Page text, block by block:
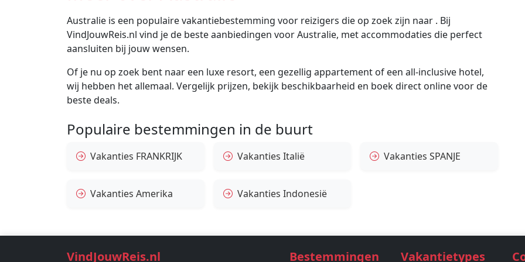
Australie is een populaire vakantiebestemming voor reizigers die op zoek zijn naar . Bij
VindJouwReis.nl vind je de beste aanbiedingen voor Australie, met accommodaties die perfect
aansluiten bij jouw wensen.
Of je nu op zoek bent naar een luxe resort, een gezellig appartement of een all-inclusive hotel,
wij hebben het allemaal. Vergelijk prijzen, bekijk beschikbaarheid en boek direct online voor de
beste deals.
Populaire bestemmingen in de buurt
Vakanties FRANKRIJK Vakanties Italië Vakanties SPANJE
Vakanties Amerika Vakanties Indonesië
VindJouwReis.nl Bestemmingen Vakantietypes